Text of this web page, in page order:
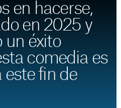
en hacerse,
en 2025 y
un éxito
comedia es
este fin de